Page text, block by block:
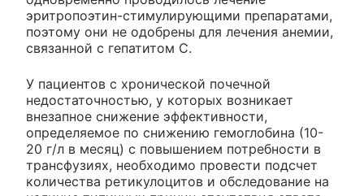
эритропоэтин-стимулирующими препаратами,
поэтому они не одобрены для лечения анемии,
связанной с гепатитом С.
У пациентов с хронической почечной
недостаточностью, у которых возникает
внезапное снижение эффективности,
определяемое по снижению гемоглобина (10-
20 г/л в месяц) с повышением потребности в
трансфузиях, необходимо провести подсчет
количества ретикулоцитов и обследование на